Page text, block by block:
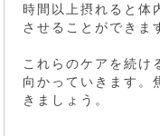
時間以上摂れると体
させることができま
これらのケアを続け
向かっていきます。
きましょう。